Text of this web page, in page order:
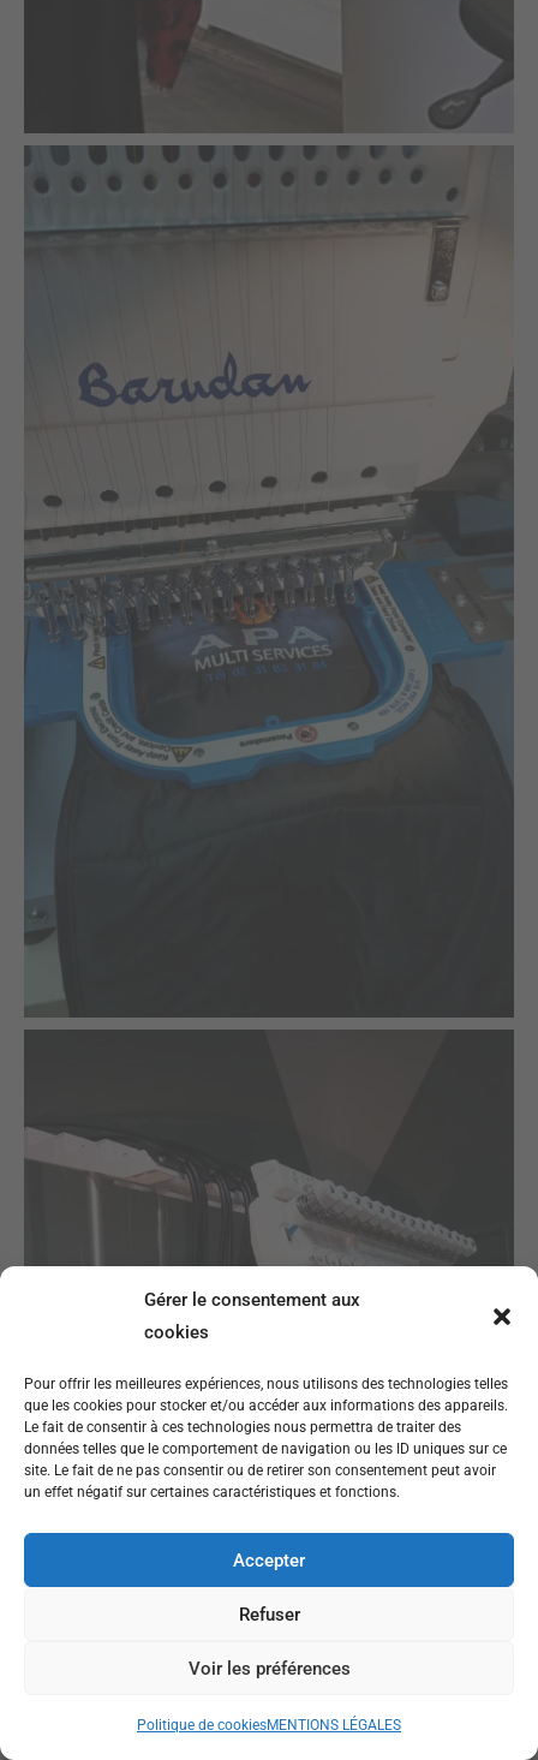
Gérer le consentement aux
cookies
Pour offrir les meilleures expériences, nous utilisons des technologies telles
que les cookies pour stocker et/ou accéder aux informations des appareils.
Le fait de consentir à ces technologies nous permettra de traiter des
données telles que le comportement de navigation ou les ID uniques sur ce
site. Le fait de ne pas consentir ou de retirer son consentement peut avoir
un effet négatif sur certaines caractéristiques et fonctions.
Accepter
Refuser
Voir les préférences
Politique de cookiesMENTIONS LÉGALES